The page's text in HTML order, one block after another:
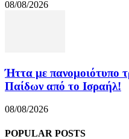
08/08/2026
Ήττα με πανομοιότυπο
Παίδων από το Ισραήλ!
08/08/2026
POPULAR POSTS